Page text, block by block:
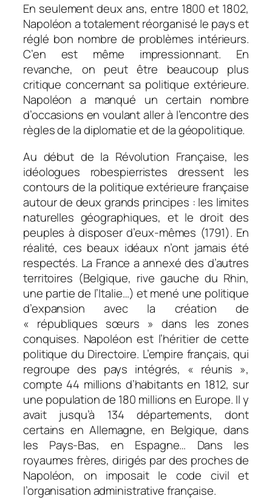
En seulement deux ans, entre 1800 et 1802,
Napoléon a totalement réorganisé le pays et
réglé bon nombre de problèmes intérieurs.
C’en est même impressionnant. En
revanche, on peut être beaucoup plus
critique concernant sa politique extérieure.
Napoléon a manqué un certain nombre
d’occasions en voulant aller à l’encontre des
règles de la diplomatie et de la géopolitique.
Au début de la Révolution Française, les
idéologues robespierristes dressent les
contours de la politique extérieure française
autour de deux grands principes : les limites
naturelles géographiques, et le droit des
peuples à disposer d’eux-mêmes (1791). En
réalité, ces beaux idéaux n’ont jamais été
respectés. La France a annexé des d’autres
territoires (Belgique, rive gauche du Rhin,
une partie de l’Italie…) et mené une politique
d’expansion avec la création de
« républiques sœurs » dans les zones
conquises. Napoléon est l’héritier de cette
politique du Directoire. L’empire français, qui
regroupe des pays intégrés, « réunis »,
compte 44 millions d’habitants en 1812, sur
une population de 180 millions en Europe. Il y
avait jusqu’à 134 départements, dont
certains en Allemagne, en Belgique, dans
les Pays-Bas, en Espagne… Dans les
royaumes frères, dirigés par des proches de
Napoléon, on imposait le code civil et
l’organisation administrative française.